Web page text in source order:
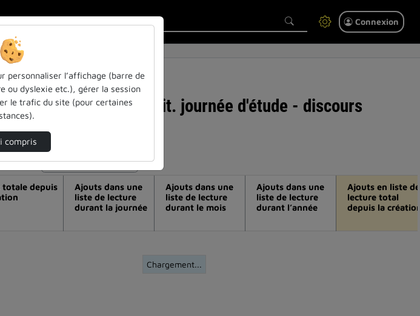
Connexion
de l'écrit. journée d'étude - discours
Chargement...
totale depuis
Ajouts dans une
liste de lecture
durant la journée
Ajouts dans une
liste de lecture
durant le mois
Ajouts dans une
liste de lecture
durant l’année
Ajouts en liste de
lecture total
depuis la
personnaliser l’affichage (barre de
ou dyslexie etc.), gérer la session
le trafic du site (pour certaines
compris